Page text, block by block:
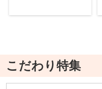
こだわり特集